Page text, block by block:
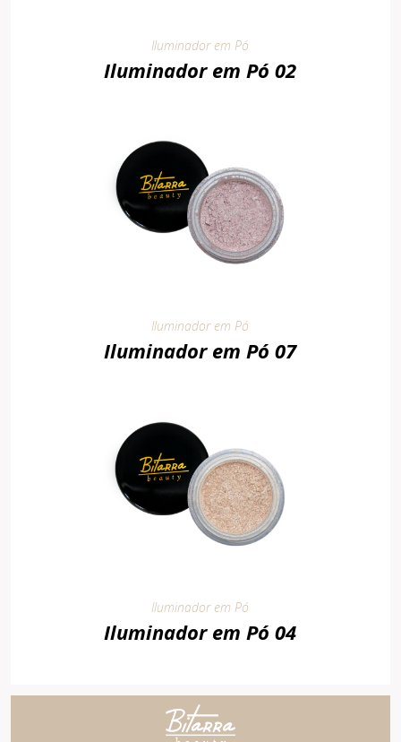
Iluminador em Pó
Iluminador em Pó 02
Iluminador em Pó
Iluminador em Pó 07
Iluminador em Pó
Iluminador em Pó 04